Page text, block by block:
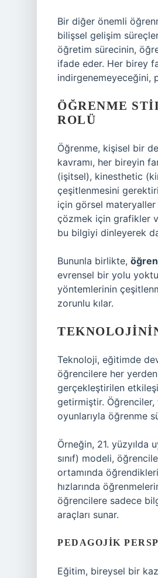
Bir diğer önemli
bilişsel gelişim
öğretim sürecinin,
ifade eder. Her birey
indirgenemeyeceğini,
ÖĞRENME
ROLÜ
Öğrenme, kişisel bir
kavramı, her bireyin
(işitsel), kinesthetic
çeşitlenmesini
için görsel
çözmek için grafikler
bu bilgiyi dinleyerek
Bununla birlikte,
evrensel bir yolu
yöntemlerinin
zorunlu kılar.
Teknoloji, eğitimde
öğrencilere her
gerçekleştirilen
getirmiştir. Öğrenciler,
oyunlarıyla öğrenme
Örneğin, 21. yüzyılda
sınıf) modeli,
ortamında
hızlarında
öğrencilere sadece
araçları sunar.
PEDAGOJIK
Eğitim, bireysel bir